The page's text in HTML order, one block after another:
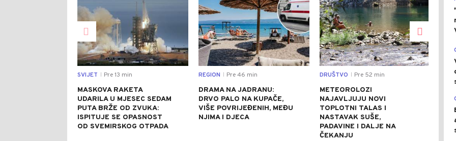
SVIJET Pre 13 min
MASKOVA RAKETA
UDARILA U MJESEC SEDAM
PUTA BRŽE OD ZVUKA:
ISPITUJE SE OPASNOST
OD SVEMIRSKOG OTPADA
REGION Pre 46 min
DRAMA NA JADRANU:
DRVO PALO NA KUPAČE,
VIŠE POVRIJEĐENIH, MEĐU
NJIMA I DJECA
DRUŠTVO Pre 52 min
METEOROLOZI
NAJAVLJUJU NOVI
TOPLOTNI TALAS I
NASTAVAK SUŠE,
PADAVINE I DALJE NA
ČEKANJU